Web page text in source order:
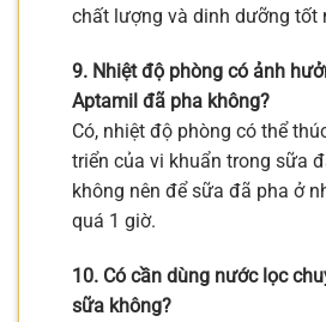
chất lượng và dinh dưỡng tốt
9. Nhiệt độ phòng có ảnh
Aptamil đã pha không?
Có, nhiệt độ phòng có thể
triển của vi khuẩn trong sữa
không nên để sữa đã pha ở
quá 1 giờ.
10. Có cần dùng nước lọc
sữa không?